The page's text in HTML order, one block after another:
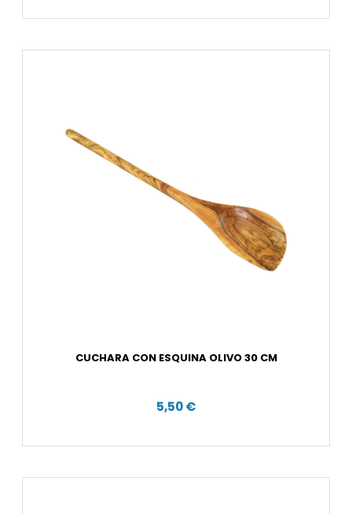
CUCHARA CON ESQUINA OLIVO 30 CM
5,50 €